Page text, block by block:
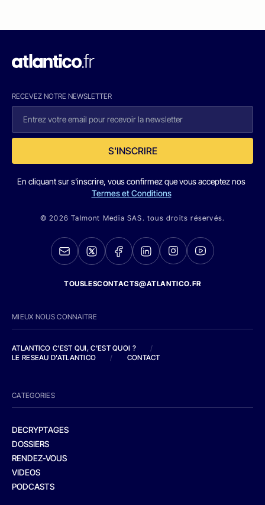
RECEVEZ NOTRE NEWSLETTER
S'INSCRIRE
En cliquant sur s'inscrire, vous confirmez que vous acceptez nos
Termes et Conditions
© 2026 Talmont Media SAS. tous droits réservés.
TOUSLESCONTACTS@ATLANTICO.FR
MIEUX NOUS CONNAITRE
ATLANTICO C'EST QUI, C'EST QUOI ?
/
LE RESEAU D'ATLANTICO
/ CONTACT
CATEGORIES
DECRYPTAGES
DOSSIERS
RENDEZ-VOUS
VIDEOS
PODCASTS